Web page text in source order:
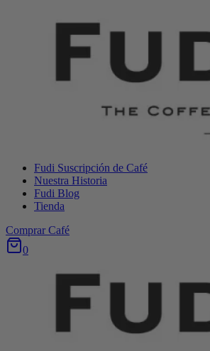
Fudi Suscripción de Café
Nuestra Historia
Fudi Blog
Tienda
Comprar Café
0